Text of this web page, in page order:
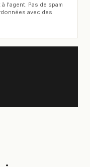
l'agent. Pas de spam
avec des